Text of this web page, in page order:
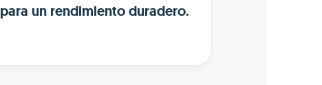
para un rendimiento duradero.